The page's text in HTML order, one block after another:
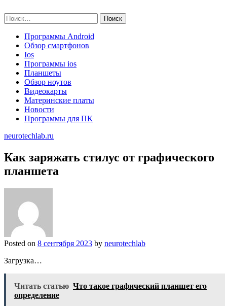
to
content
Найти:
Программы Android
Обзор смартфонов
Ios
Программы ios
Планшеты
Обзор ноутов
Видеокарты
Материнские платы
Новости
Программы для ПК
neurotechlab.ru
Как заряжать стилус от графического
планшета
Posted on 8 сентября 2023 by neurotechlab
Загрузка…
Читать статью Что такое графический планшет его
определение